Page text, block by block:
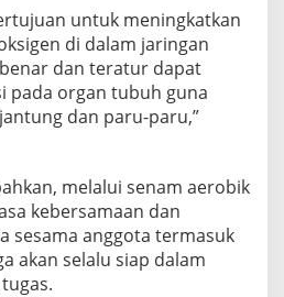
untuk meningkatkan
di dalam jaringan
dan teratur dapat
pada organ tubuh guna
dan paru-paru,”
melalui senam aerobik
kebersamaan dan
sesama anggota termasuk
akan selalu siap dalam